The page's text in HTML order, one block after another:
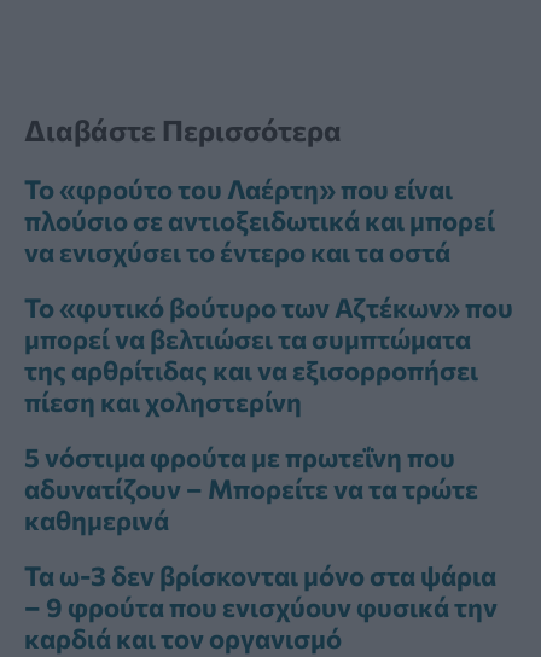
Διαβάστε Περισσότερα
Το «φρούτο του Λαέρτη» που είναι
πλούσιο σε αντιοξειδωτικά και μπορεί
να ενισχύσει το έντερο και τα οστά
Το «φυτικό βούτυρο των Αζτέκων» που
μπορεί να βελτιώσει τα συμπτώματα
της αρθρίτιδας και να εξισορροπήσει
πίεση και χοληστερίνη
5 νόστιμα φρούτα με πρωτεΐνη που
αδυνατίζουν – Μπορείτε να τα τρώτε
καθημερινά
Τα ω-3 δεν βρίσκονται μόνο στα ψάρια
– 9 φρούτα που ενισχύουν φυσικά την
καρδιά και τον οργανισμό